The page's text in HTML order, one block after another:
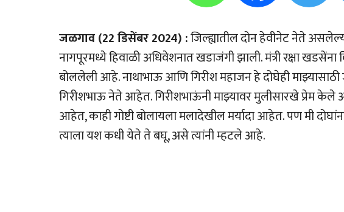
जळगाव (22 डिसेंबर 2024) :जिल्ह्यातील दोन हेवीनेट नेते
नागपूरमध्ये हिवाळी अधिवेशनात खडाजंगी झाली. मंत्री रक्षा खडसेंना
बोललेली आहे. नाथाभाऊ आणि गिरीश महाजन हे दोघेही
गिरीशभाऊ नेते आहेत. गिरीशभाऊंनी माझ्यावर मुलीसारखे प्रेम केले
आहेत, काही गोष्टी बोलायला मलादेखील मर्यादा आहेत. पण मी
त्याला यश कधी येते ते बघू, असे त्यांनी म्हटले आहे.